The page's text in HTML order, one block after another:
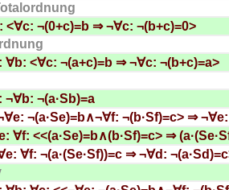
<∀c: ¬(0+c)=b ⇒ ¬∀c: ¬(b+c)=0>
∀b: <∀c: ¬(a+c)=b ⇒ ¬∀c: ¬(b+c)=a>
¬∀b: ¬(a·Sb)=a
¬(a·Se)=b∧¬∀f: ¬(b·Sf)=c> ⇒
∀f: <<(a·Se)=b∧(b·Sf)=c> ⇒
∀f: ¬(a·(Se·Sf))=c ⇒ ¬∀d: